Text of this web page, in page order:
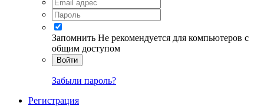
Запомнить Не рекомендуется для компьютеров с
общим доступом
Войти
Забыли пароль?
Регистрация